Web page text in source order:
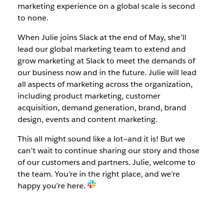
marketing experience on a global scale is second
to none.
When Julie joins Slack at the end of May, she’ll
lead our global marketing team to extend and
grow marketing at Slack to meet the demands of
our business now and in the future. Julie will lead
all aspects of marketing across the organization,
including product marketing, customer
acquisition, demand generation, brand, brand
design, events and content marketing.
This all might sound like a lot—and it is! But we
can’t wait to continue sharing our story and those
of our customers and partners. Julie, welcome to
the team. You’re in the right place, and we’re
happy you’re here.